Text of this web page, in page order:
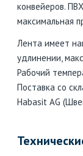
конвейеров.
максимальная
Лента имеет
удлинении,
Рабочий
Поставка со
Habasit AG